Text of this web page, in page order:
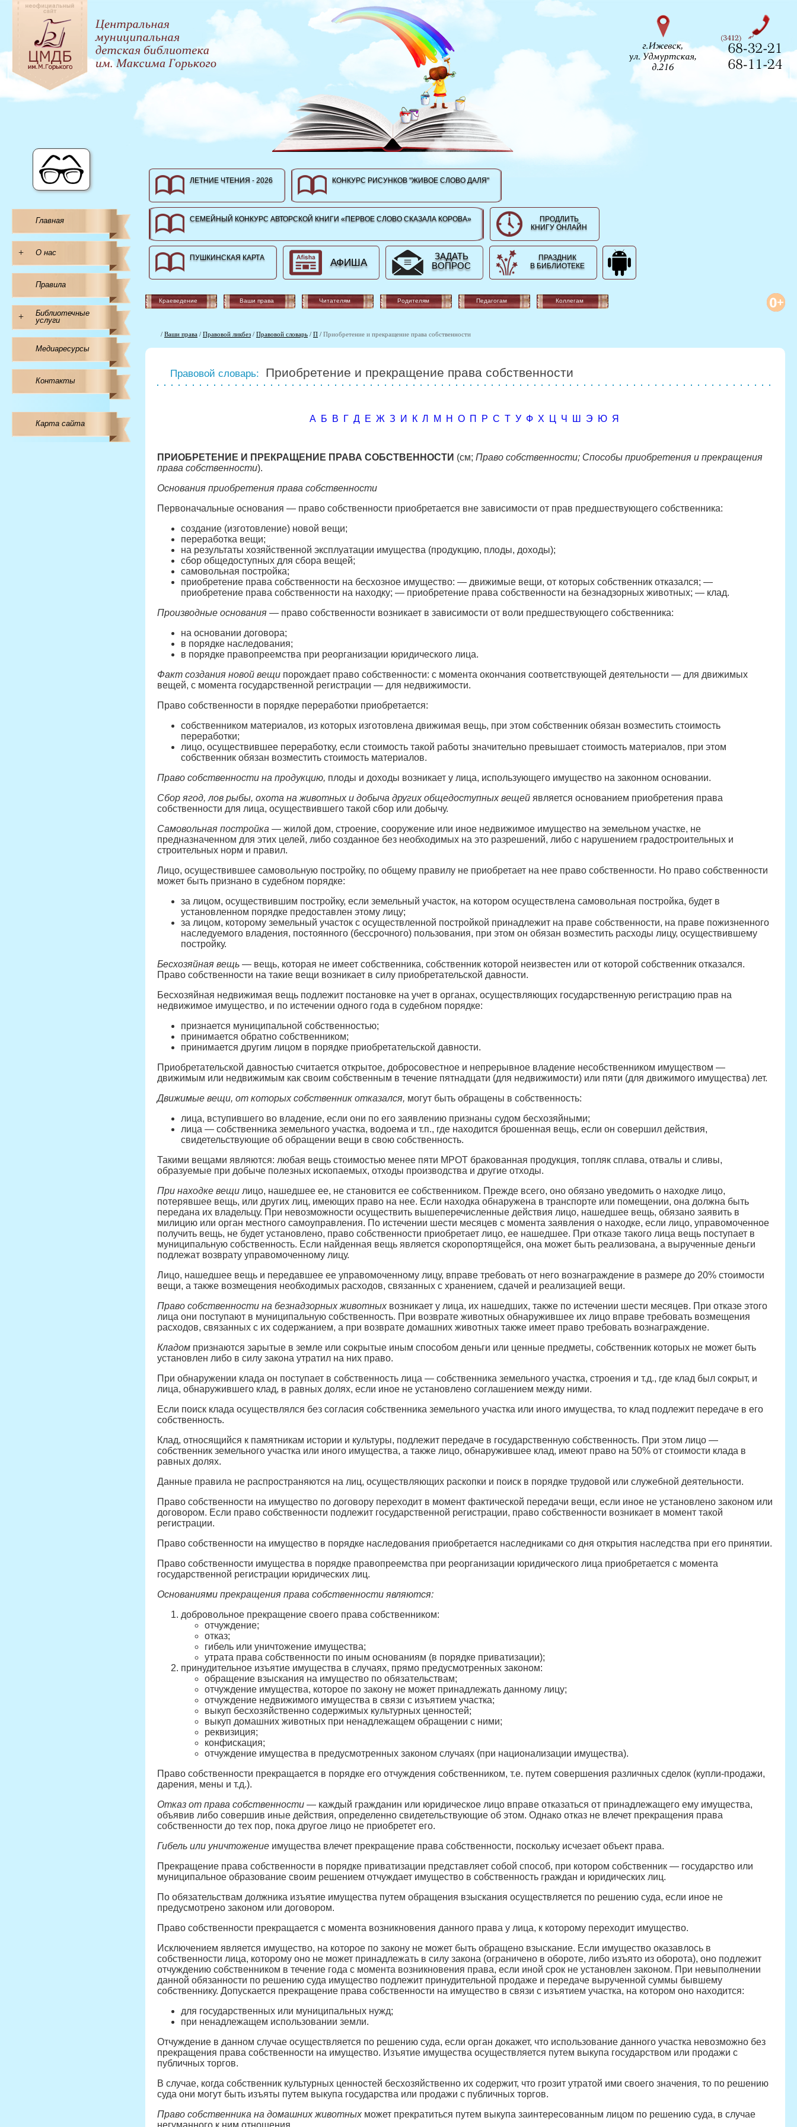
Главная
+ О нас
Правила
+
Библиотечные
услуги
Медиаресурсы
Контакты
Карта сайта
ЛЕТНИЕ ЧТЕНИЯ - 2026 КОНКУРС РИСУНКОВ "ЖИВОЕ СЛОВО ДАЛЯ"
СЕМЕЙНЫЙ КОНКУРС АВТОРСКОЙ КНИГИ «ПЕРВОЕ СЛОВО СКАЗАЛА КОРОВА»
ПРОДЛИТЬ
КНИГУ ОНЛАЙН
ПУШКИНСКАЯ КАРТА АФИША
ЗАДАТЬ
ВОПРОС
ПРАЗДНИК
В БИБЛИОТЕКЕ
Краеведение Ваши права Читателям Родителям Педагогам Коллегам
/ Ваши права / Правовой ликбез / Правовой словарь / П / Приобретение и прекращение права собственности
Правовой словарь: Приобретение и прекращение права собственности
А Б В Г Д Е Ж З И К Л М Н О П Р С Т У Ф Х Ц Ч Ш Э Ю Я
ПРИОБРЕТЕНИЕ И ПРЕКРАЩЕНИЕ ПРАВА СОБСТВЕННОСТИ (см; Право собственности; Способы приобретения и прекращения
права собственности).
Основания приобретения права собственности
Первоначальные основания — право собственности приобретается вне зависимости от прав предшествующего собственника:
создание (изготовление) новой вещи;
переработка вещи;
на результаты хозяйственной эксплуатации имущества (продукцию, плоды, доходы);
сбор общедоступных для сбора вещей;
самовольная постройка;
приобретение права собственности на бесхозное имущество: — движимые вещи, от которых собственник отказался; —
приобретение права собственности на находку; — приобретение права собственности на безнадзорных животных; — клад.
Производные основания — право собственности возникает в зависимости от воли предшествующего собственника:
на основании договора;
в порядке наследования;
в порядке правопреемства при реорганизации юридического лица.
Факт создания новой вещи порождает право собственности: с момента окончания соответствующей деятельности — для движимых
вещей, с момента государственной регистрации — для недвижимости.
Право собственности в порядке переработки приобретается:
собственником материалов, из которых изготовлена движимая вещь, при этом собственник обязан возместить стоимость
переработки;
лицо, осуществившее переработку, если стоимость такой работы значительно превышает стоимость материалов, при этом
собственник обязан возместить стоимость материалов.
Право собственности на продукцию, плоды и доходы возникает у лица, использующего имущество на законном основании.
Сбор ягод, лов рыбы, охота на животных и добыча других общедоступных вещей является основанием приобретения права
собственности для лица, осуществившего такой сбор или добычу.
Самовольная постройка — жилой дом, строение, сооружение или иное недвижимое имущество на земельном участке, не
предназначенном для этих целей, либо созданное без необходимых на это разрешений, либо с нарушением градостроительных и
строительных норм и правил.
Лицо, осуществившее самовольную постройку, по общему правилу не приобретает на нее право собственности. Но право собственности
может быть признано в судебном порядке:
за лицом, осуществившим постройку, если земельный участок, на котором осуществлена самовольная постройка, будет в
установленном порядке предоставлен этому лицу;
за лицом, которому земельный участок с осуществленной постройкой принадлежит на праве собственности, на праве пожизненного
наследуемого владения, постоянного (бессрочного) пользования, при этом он обязан возместить расходы лицу, осуществившему
постройку.
Бесхозяйная вещь — вещь, которая не имеет собственника, собственник которой неизвестен или от которой собственник отказался.
Право собственности на такие вещи возникает в силу приобретательской давности.
Бесхозяйная недвижимая вещь подлежит постановке на учет в органах, осуществляющих государственную регистрацию прав на
недвижимое имущество, и по истечении одного года в судебном порядке:
признается муниципальной собственностью;
принимается обратно собственником;
принимается другим лицом в порядке приобретательской давности.
Приобретательской давностью считается открытое, добросовестное и непрерывное владение несобственником имуществом —
движимым или недвижимым как своим собственным в течение пятнадцати (для недвижимости) или пяти (для движимого имущества) лет.
Движимые вещи, от которых собственник отказался, могут быть обращены в собственность:
лица, вступившего во владение, если они по его заявлению признаны судом бесхозяйными;
лица — собственника земельного участка, водоема и т.п., где находится брошенная вещь, если он совершил действия,
свидетельствующие об обращении вещи в свою собственность.
Такими вещами являются: любая вещь стоимостью менее пяти МРОТ бракованная продукция, топляк сплава, отвалы и сливы,
образуемые при добыче полезных ископаемых, отходы производства и другие отходы.
При находке вещи лицо, нашедшее ее, не становится ее собственником. Прежде всего, оно обязано уведомить о находке лицо,
потерявшее вещь, или других лиц, имеющих право на нее. Если находка обнаружена в транспорте или помещении, она должна быть
передана их владельцу. При невозможности осуществить вышеперечисленные действия лицо, нашедшее вещь, обязано заявить в
милицию или орган местного самоуправления. По истечении шести месяцев с момента заявления о находке, если лицо, управомоченное
получить вещь, не будет установлено, право собственности приобретает лицо, ее нашедшее. При отказе такого лица вещь поступает в
муниципальную собственность. Если найденная вещь является скоропортящейся, она может быть реализована, а вырученные деньги
подлежат возврату управомоченному лицу.
Лицо, нашедшее вещь и передавшее ее управомоченному лицу, вправе требовать от него вознаграждение в размере до 20% стоимости
вещи, а также возмещения необходимых расходов, связанных с хранением, сдачей и реализацией вещи.
Право собственности на безнадзорных животныхвозникает у лица, их нашедших, также по истечении шести месяцев. При отказе этого
лица они поступают в муниципальную собственность. При возврате животных обнаружившее их лицо вправе требовать возмещения
расходов, связанных с их содержанием, а при возврате домашних животных также имеет право требовать вознаграждение.
Кладом признаются зарытые в земле или сокрытые иным способом деньги или ценные предметы, собственник которых не может быть
установлен либо в силу закона утратил на них право.
При обнаружении клада он поступает в собственность лица — собственника земельного участка, строения и т.д., где клад был сокрыт, и
лица, обнаружившего клад, в равных долях, если иное не установлено соглашением между ними.
Если поиск клада осуществлялся без согласия собственника земельного участка или иного имущества, то клад подлежит передаче в его
собственность.
Клад, относящийся к памятникам истории и культуры, подлежит передаче в государственную собственность. При этом лицо —
собственник земельного участка или иного имущества, а также лицо, обнаружившее клад, имеют право на 50% от стоимости клада в
равных долях.
Данные правила не распространяются на лиц, осуществляющих раскопки и поиск в порядке трудовой или служебной деятельности.
Право собственности на имущество по договору переходит в момент фактической передачи вещи, если иное не установлено законом или
договором. Если право собственности подлежит государственной регистрации, право собственности возникает в момент такой
регистрации.
Право собственности на имущество в порядке наследования приобретается наследниками со дня открытия наследства при его принятии.
Право собственности имущества в порядке правопреемства при реорганизации юридического лица приобретается с момента
государственной регистрации юридических лиц.
Основаниями прекращения права собственности являются:
добровольное прекращение своего права собственником:
отчуждение;
отказ;
гибель или уничтожение имущества;
утрата права собственности по иным основаниям (в порядке приватизации);
принудительное изъятие имущества в случаях, прямо предусмотренных законом:
обращение взыскания на имущество по обязательствам;
отчуждение имущества, которое по закону не может принадлежать данному лицу;
отчуждение недвижимого имущества в связи с изъятием участка;
выкуп бесхозяйственно содержимых культурных ценностей;
выкуп домашних животных при ненадлежащем обращении с ними;
реквизиция;
конфискация;
отчуждение имущества в предусмотренных законом случаях (при национализации имущества).
Право собственности прекращается в порядке его отчуждения собственником, т.е. путем совершения различных сделок (купли-продажи,
дарения, мены и т.д.).
Отказ от права собственности — каждый гражданин или юридическое лицо вправе отказаться от принадлежащего ему имущества,
объявив либо совершив иные действия, определенно свидетельствующие об этом. Однако отказ не влечет прекращения права
собственности до тех пор, пока другое лицо не приобретет его.
Гибель или уничтожение имущества влечет прекращение права собственности, поскольку исчезает объект права.
Прекращение права собственности в порядке приватизации представляет собой способ, при котором собственник — государство или
муниципальное образование своим решением отчуждает имущество в собственность граждан и юридических лиц.
По обязательствам должника изъятие имущества путем обращения взыскания осуществляется по решению суда, если иное не
предусмотрено законом или договором.
Право собственности прекращается с момента возникновения данного права у лица, к которому переходит имущество.
Исключением является имущество, на которое по закону не может быть обращено взыскание. Если имущество оказавлось в
собственности лица, которому оно не может принадлежать в силу закона (ограничено в обороте, либо изъято из оборота), оно подлежит
отчуждению собственником в течение года с момента возникновения права, если иной срок не установлен законом. При невыполнении
данной обязанности по решению суда имущество подлежит принудительной продаже и передаче вырученной суммы бывшему
собственнику. Допускается прекращение права собственности на имущество в связи с изъятием участка, на котором оно находится:
для государственных или муниципальных нужд;
при ненадлежащем использовании земли.
Отчуждение в данном случае осуществляется по решению суда, если орган докажет, что использование данного участка невозможно без
прекращения права собственности на имущество. Изъятие имущества осуществляется путем выкупа государством или продажи с
публичных торгов.
В случае, когда собственник культурных ценностей бесхозяйственно их содержит, что грозит утратой ими своего значения, то по решению
суда они могут быть изъяты путем выкупа государства или продажи с публичных торгов.
Право собственника на домашних животныхможет прекратиться путем выкупа заинтересованным лицом по решению суда, в случае
негуманного к ним отношения.